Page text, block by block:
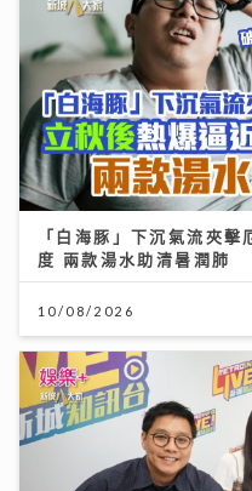
「白海豚」下沉氣流夾
度 兩款湯水助清暑潤肺
10/08/2026